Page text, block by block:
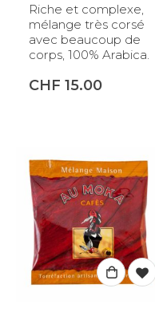
Riche et complexe,
mélange très corsé
avec beaucoup de
corps, 100% Arabica.
CHF 15.00